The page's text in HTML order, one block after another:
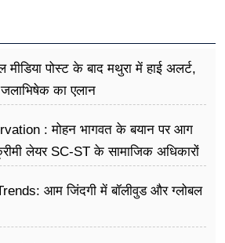
पोस्ट के बाद मथुरा में हाई अलर्ट,
जलाभिषेक का एलान
: मोहन भागवत के बयान पर आग
लेयर SC-ST के सामाजिक अधिकारों
आम जिंदगी में बॉलीवुड और ग्लोबल